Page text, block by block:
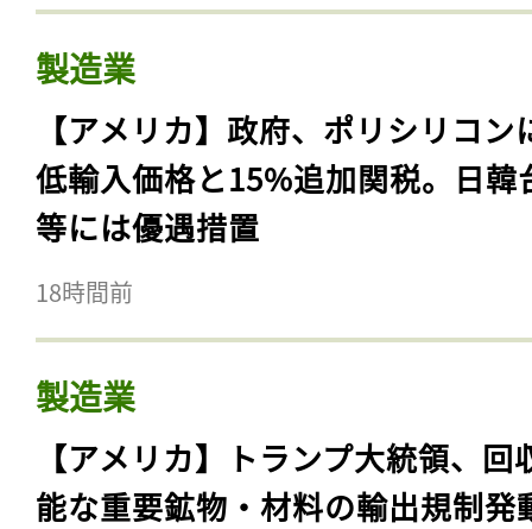
製造業
【アメリカ】政府、ポリシリコン
低輸入価格と15%追加関税。日韓
等には優遇措置
18時間前
製造業
【アメリカ】トランプ大統領、回
能な重要鉱物・材料の輸出規制発